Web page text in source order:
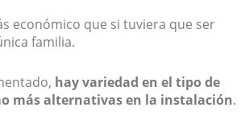
económico que si tuviera que ser
familia.
hay variedad en el tipo de
más alternativas en la instalación.